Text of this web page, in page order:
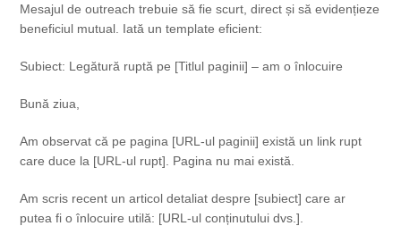
Mesajul de outreach trebuie să fie scurt, direct și să evidențieze
beneficiul mutual. Iată un template eficient:
Subiect: Legătură ruptă pe [Titlul paginii] – am o înlocuire
Bună ziua,
Am observat că pe pagina [URL-ul paginii] există un link rupt
care duce la [URL-ul rupt]. Pagina nu mai există.
Am scris recent un articol detaliat despre [subiect] care ar
putea fi o înlocuire utilă: [URL-ul conținutului dvs.].